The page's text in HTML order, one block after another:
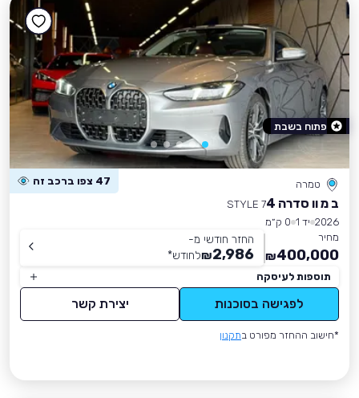
טמרה 47 צפו ברכב זה
ב מ וו סדרה 4
STYLE 7
2026 יד 1
0 ק״מ
מחיר
400,000
₪
החזר חודשי מ-
2,986
₪לחודש*
תוספות לעיסקה
לפגישה בסוכנות יצירת קשר
*חישוב ההחזר מפורט בתקנון
פתוח בשבת